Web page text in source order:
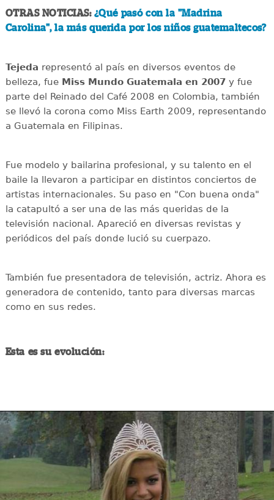
OTRAS NOTICIAS: ¿Qué pasó con la "Madrina
Carolina", la más querida por los niños guatemaltecos?
Tejeda representó al país en diversos eventos de
belleza, fue Miss Mundo Guatemala en 2007y fue
parte del Reinado del Café 2008 en Colombia, también
se llevó la corona como Miss Earth 2009, representando
a Guatemala en Filipinas.
Fue modelo y bailarina profesional, y su talento en el
baile la llevaron a participar en distintos conciertos de
artistas internacionales. Su paso en "Con buena onda"
la catapultó a ser una de las más queridas de la
televisión nacional. Apareció en diversas revistas y
periódicos del país donde lució su cuerpazo.
También fue presentadora de televisión, actriz. Ahora es
generadora de contenido, tanto para diversas marcas
como en sus redes.
Esta es su evolución: